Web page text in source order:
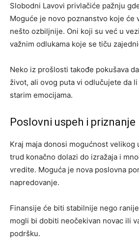
Slobodni Lavovi privlačiće pažnju
Moguće je novo poznanstvo koje će
nešto ozbiljnije. Oni koji su već u
važnim odlukama koje se tiču
Neko iz prošlosti takođe pokušava
život, ali ovog puta vi odlučujete da
starim emocijama.
Poslovni uspeh i priznanje
Kraj maja donosi mogućnost velikog
trud konačno dolazi do izražaja i
vredite. Moguća je nova poslovna
napredovanje.
Finansije će biti stabilnije nego
mogli bi dobiti neočekivan novac ili
podršku.